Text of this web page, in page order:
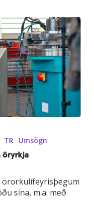
TR Umsögn
öryrkja
sína, m.a. með